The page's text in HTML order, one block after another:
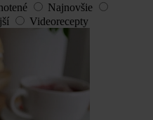
Najnovšie
Videorecepty